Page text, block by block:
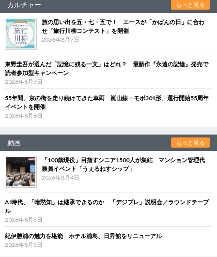
カルチャー もっと見る
旅の思い出を五・七・五で！ エースが「かばんの日」に合わ
せ「旅行川柳コンテスト」を開催
2026年8月7日
東野圭吾が選んだ「記憶に残る一文」はどれ？ 最新作『永遠の記憶』発売で
読者参加型キャンペーン
2026年8月7日
55年間、京の街を走り続けてきた車両 嵐山線・モボ301形、運行開始55周年
イベントを開催
2026年8月6日
動画 もっと見る
「100歳現役」目指すシニア1500人が集結 マンション管理代
務員イベント「うぇるねすシップ」
2026年8月4日
AI時代、「暗黙知」は継承できるのか 「デジブレ」説明会／ラウンドテーブ
ル
2026年8月3日
紀伊勝浦の魅力を堪能 ホテル浦島、日昇館をリニューアル
2026年8月3日